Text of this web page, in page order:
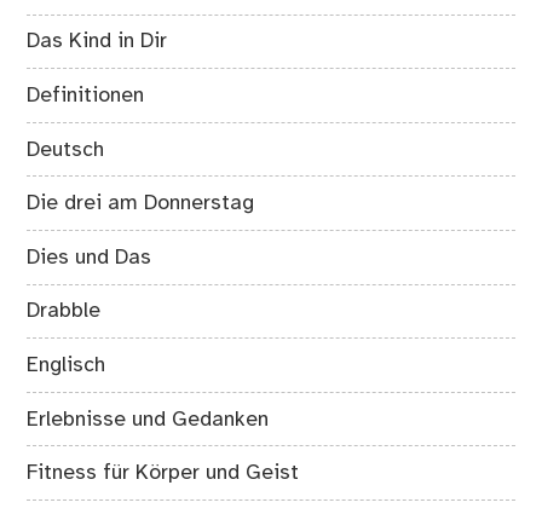
Das Kind in Dir
Definitionen
Deutsch
Die drei am Donnerstag
Dies und Das
Drabble
Englisch
Erlebnisse und Gedanken
Fitness für Körper und Geist